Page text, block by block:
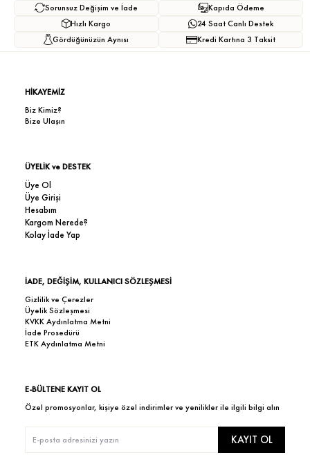
Sorunsuz Değişim ve İade
Hızlı Kargo
Gördüğünüzün Aynısı
Kapıda Ödeme
24 Saat Canlı Destek
Kredi Kartına 3 Taksit
HİKAYEMİZ
Biz Kimiz?
Bize Ulaşın
ÜYELİK ve DESTEK
Üye Ol
Üye Girişi
Hesabım
Kargom Nerede?
Kolay İade Yap
İADE, DEĞİŞİM, KULLANICI SÖZLEŞMESİ
Gizlilik ve Çerezler
Üyelik Sözleşmesi
KVKK Aydınlatma Metni
İade Prosedürü
ETK Aydınlatma Metni
E-BÜLTENE KAYIT OL
Özel promosyonlar, kişiye özel indirimler ve yenilikler ile ilgili bilgi alın
KAYIT OL